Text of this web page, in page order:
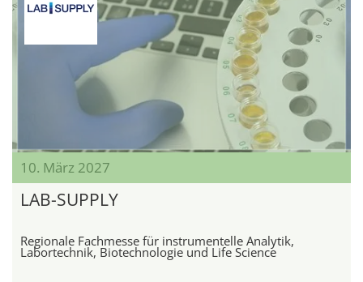
10. März 2027
LAB-SUPPLY
Regionale Fachmesse für instrumentelle Analytik,
Labortechnik, Biotechnologie und Life Science